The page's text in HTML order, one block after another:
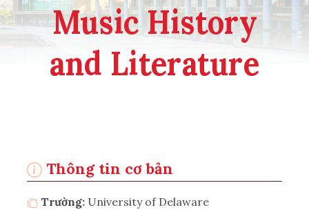
Music History
and Literature
Thông tin cơ bản
Trường: University of Delaware